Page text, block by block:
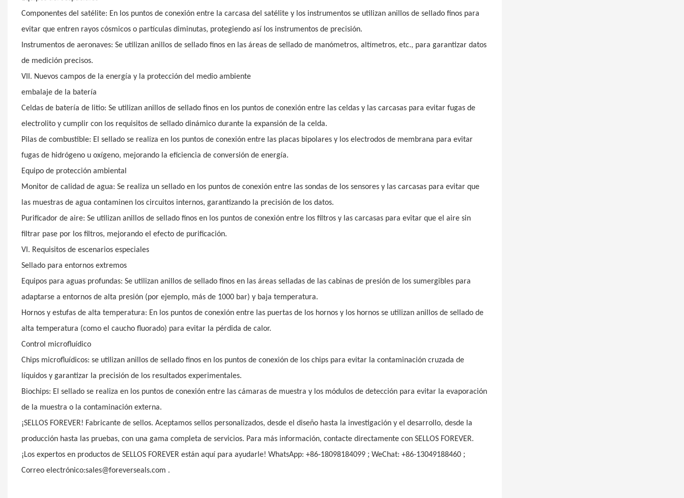
Componentes del satélite: En los puntos de conexión entre la carcasa del satélite y los instrumentos se utilizan anillos de sellado finos para
evitar que entren rayos cósmicos o partículas diminutas, protegiendo así los instrumentos de precisión.
Instrumentos de aeronaves: Se utilizan anillos de sellado finos en las áreas de sellado de manómetros, altímetros, etc., para garantizar datos
de medición precisos.
VII. Nuevos campos de la energía y la protección del medio ambiente
embalaje de la batería
Celdas de batería de litio: Se utilizan anillos de sellado finos en los puntos de conexión entre las celdas y las carcasas para evitar fugas de
electrolito y cumplir con los requisitos de sellado dinámico durante la expansión de la celda.
Pilas de combustible: El sellado se realiza en los puntos de conexión entre las placas bipolares y los electrodos de membrana para evitar
fugas de hidrógeno u oxígeno, mejorando la eficiencia de conversión de energía.
Equipo de protección ambiental
Monitor de calidad de agua: Se realiza un sellado en los puntos de conexión entre las sondas de los sensores y las carcasas para evitar que
las muestras de agua contaminen los circuitos internos, garantizando la precisión de los datos.
Purificador de aire: Se utilizan anillos de sellado finos en los puntos de conexión entre los filtros y las carcasas para evitar que el aire sin
filtrar pase por los filtros, mejorando el efecto de purificación.
VI. Requisitos de escenarios especiales
Sellado para entornos extremos
Equipos para aguas profundas: Se utilizan anillos de sellado finos en las áreas selladas de las cabinas de presión de los sumergibles para
adaptarse a entornos de alta presión (por ejemplo, más de 1000 bar) y baja temperatura.
Hornos y estufas de alta temperatura: En los puntos de conexión entre las puertas de los hornos y los hornos se utilizan anillos de sellado de
alta temperatura (como el caucho fluorado) para evitar la pérdida de calor.
Control microfluídico
Chips microfluídicos: se utilizan anillos de sellado finos en los puntos de conexión de los chips para evitar la contaminación cruzada de
líquidos y garantizar la precisión de los resultados experimentales.
Biochips: El sellado se realiza en los puntos de conexión entre las cámaras de muestra y los módulos de detección para evitar la evaporación
de la muestra o la contaminación externa.
¡SELLOS FOREVER! Fabricante de sellos. Aceptamos sellos personalizados, desde el diseño hasta la investigación y el desarrollo, desde la
producción hasta las pruebas, con una gama completa de servicios. Para más información, contacte directamente con SELLOS FOREVER.
¡Los expertos en productos de SELLOS FOREVER están aquí para ayudarle! WhatsApp: +86-18098184099 ; WeChat: +86-13049188460 ;
Correo electrónico:sales@foreverseals.com .